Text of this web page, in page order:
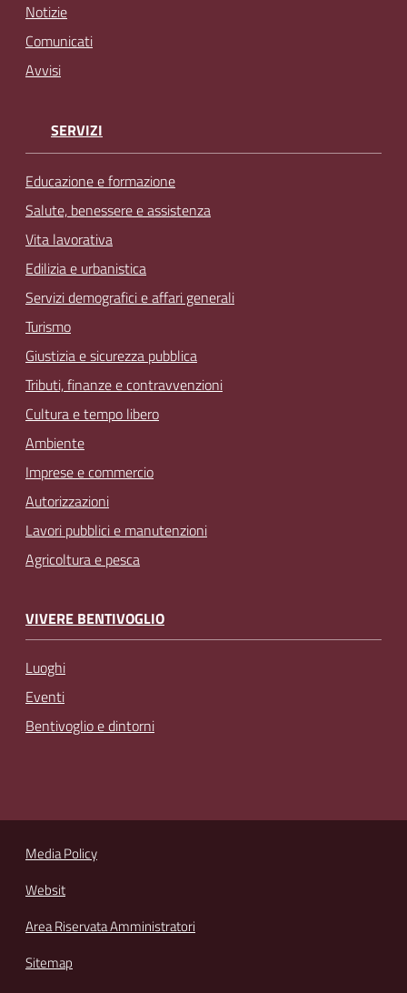
Notizie
Comunicati
Avvisi
SERVIZI
Educazione e formazione
Salute, benessere e assistenza
Vita lavorativa
Edilizia e urbanistica
Servizi demografici e affari generali
Turismo
Giustizia e sicurezza pubblica
Tributi, finanze e contravvenzioni
Cultura e tempo libero
Ambiente
Imprese e commercio
Autorizzazioni
Lavori pubblici e manutenzioni
Agricoltura e pesca
VIVERE BENTIVOGLIO
Luoghi
Eventi
Bentivoglio e dintorni
Media Policy
Websit
Area Riservata Amministratori
Sitemap